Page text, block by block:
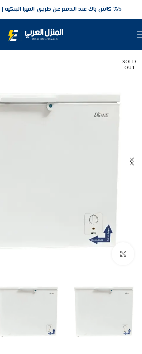
5‎% كاش باك عند الدفع عن طريق الفيزا البنكيه
SOLD
OUT